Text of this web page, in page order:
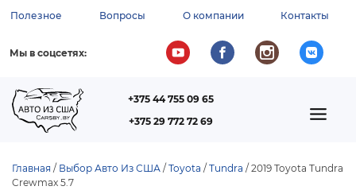
содержанию
ВСПОМОГАТЕЛЬНОЕ
МЕНЮ
Полезное Вопросы О компании Контакты
Мы в соцсетях:
+375 44 755 09 65
+375 29 772 72 69
СТРОКА
Главная Выбор Авто Из США Toyota Tundra 2019 Toyota Tundra
Crewmax 5.7